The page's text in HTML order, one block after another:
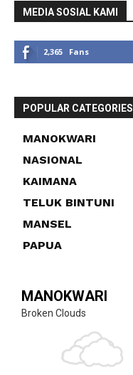
MEDIA SOSIAL KAMI
2,365 Fans
POPULAR CATEGORIES
MANOKWARI
NASIONAL
KAIMANA
TELUK BINTUNI
MANSEL
PAPUA
MANOKWARI
Broken Clouds